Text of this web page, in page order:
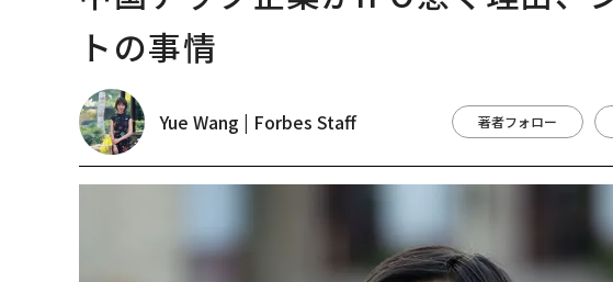
トの事情
Yue Wang | Forbes Staff 著者フォロー